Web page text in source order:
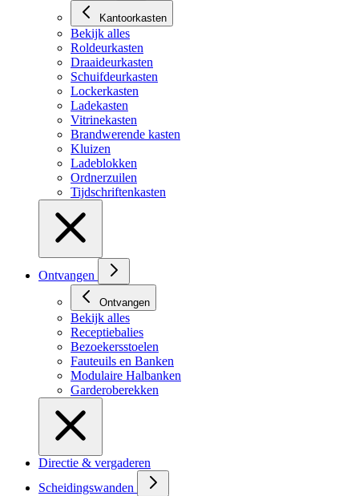
Kantoorkasten
Bekijk alles
Roldeurkasten
Draaideurkasten
Schuifdeurkasten
Lockerkasten
Ladekasten
Vitrinekasten
Brandwerende kasten
Kluizen
Ladeblokken
Ordnerzuilen
Tijdschriftenkasten
Ontvangen
Ontvangen
Bekijk alles
Receptiebalies
Bezoekersstoelen
Fauteuils en Banken
Modulaire Halbanken
Garderoberekken
Directie & vergaderen
Scheidingswanden